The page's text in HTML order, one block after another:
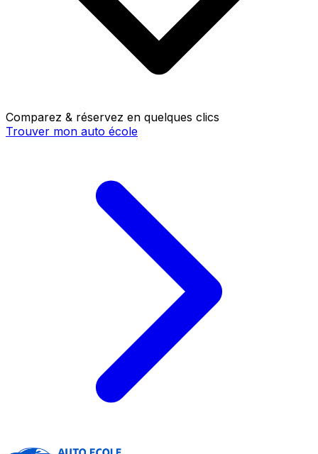
Comparez & réservez en quelques clics
Trouver mon auto école